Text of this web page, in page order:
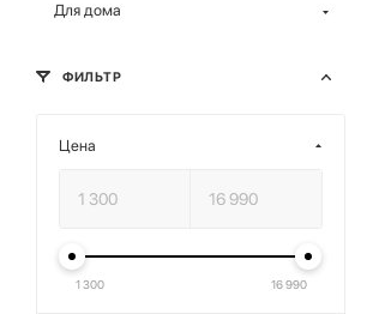
Для дома
ФИЛЬТР
Цена
1 300 16 990